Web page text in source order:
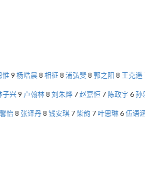
惟 9 杨皓晨8 相征 8 浦弘斐8 郭之阳 8 王克遥
子兴9 卢翰林8 刘朱烨 7赵嘉恒 7 陈政宇 6孙
怡8 张译丹8 钱安琪 7柴韵 7 叶思琳6伍语